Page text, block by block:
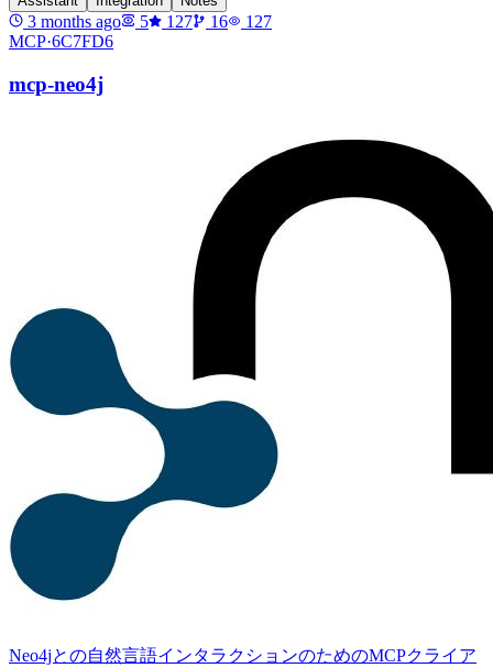
3 months ago 5 127 16
127
MCP·6C7FD6
mcp-neo4j
Neo4jとの自然言語インタラクションのためのMCPクライア